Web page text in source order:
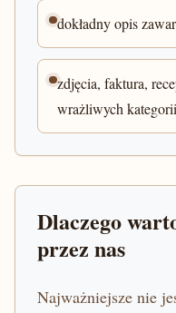
dokładny opis
zdjęcia, faktura,
wrażliwych
Dlaczego
przez nas
Najważniejsze nie